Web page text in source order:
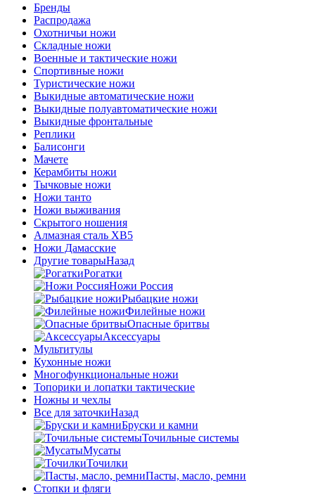
Бренды
Распродажа
Охотничьи ножи
Складные ножи
Военные и тактические ножи
Спортивные ножи
Туристические ножи
Выкидные автоматические ножи
Выкидные полуавтоматические ножи
Выкидные фронтальные
Реплики
Балисонги
Мачете
Керамбиты ножи
Тычковые ножи
Ножи танто
Ножи выживания
Скрытого ношения
Алмазная сталь ХВ5
Ножи Дамасские
Другие товарыНазад
Рогатки
Ножи Россия
Рыбацкие ножи
Филейные ножи
Опасные бритвы
Аксессуары
Мультитулы
Кухонные ножи
Многофункциональные ножи
Топорики и лопатки тактические
Ножны и чехлы
Все для заточкиНазад
Бруски и камни
Точильные системы
Мусаты
Точилки
Пасты, масло, ремни
Стопки и фляги